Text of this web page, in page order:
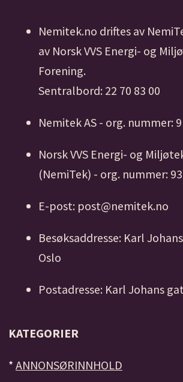
Nemitek.no driftes av
av Norsk VVS Energi- og
Forening.
Sentralbord: 22 70 83 00
Nemitek AS - org. nummer:
Norsk VVS Energi- og
(NemiTek) - org. nummer:
E-post: post@nemitek.no
Besøksaddresse: Karl
Oslo
Postadresse: Karl Johans
KATEGORIER
* ANNONSØRINNHOLD